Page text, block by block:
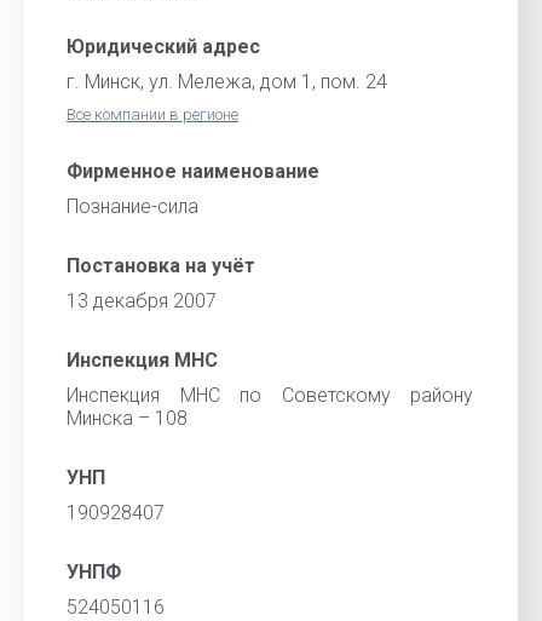
Юридический адрес
г. Минск, ул. Мележа, дом 1, пом. 24
Все компании в регионе
Фирменное наименование
Познание-сила
Постановка на учёт
13 декабря 2007
Инспекция МНС
Инспекция МНС по Советскому району
Минска – 108
УНП
190928407
УНПФ
524050116